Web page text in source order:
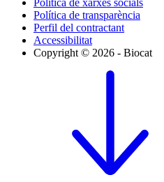
Política de xarxes socials
Política de transparència
Perfil del contractant
Accessibilitat
Copyright © 2026 - Biocat